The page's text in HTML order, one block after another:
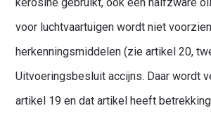
voor luchtvaartuigen wordt niet
herkenningsmiddelen (zie artikel 20,
Uitvoeringsbesluit accijns. Daar wordt
artikel 19 en dat artikel heeft